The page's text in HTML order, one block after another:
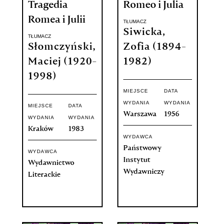
Tragedia
Romea i Julii
TŁUMACZ
Słomczyński,
Maciej (1920-
1998)
MIEJSCE
WYDANIA
Kraków
DATA
WYDANIA
1983
WYDAWCA
Wydawnictwo
Literackie
Romeo i Julia
TŁUMACZ
Siwicka,
Zofia (1894-
1982)
MIEJSCE
WYDANIA
Warszawa
DATA
WYDANIA
1956
WYDAWCA
Państwowy
Instytut
Wydawniczy